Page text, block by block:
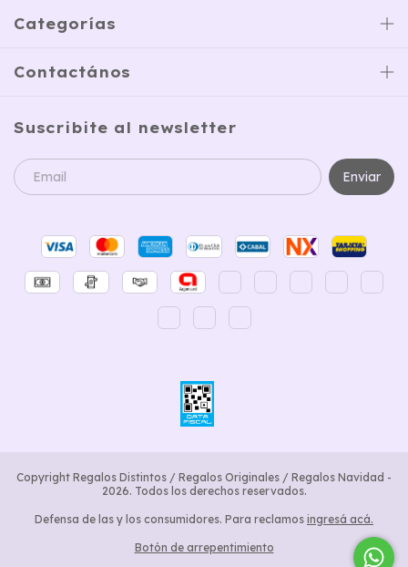
Categorías
Contactános
Suscribite al newsletter
Copyright Regalos Distintos / Regalos Originales / Regalos Navidad -
2026. Todos los derechos reservados.
Defensa de las y los consumidores. Para reclamos ingresá acá.
Botón de arrepentimiento